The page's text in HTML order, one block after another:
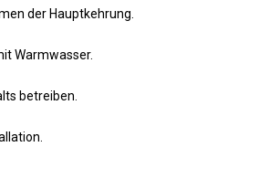
der Hauptkehrung.
Warmwasser.
betreiben.